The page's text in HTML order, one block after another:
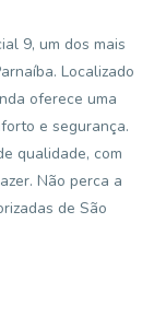
9, um dos mais
Localizado
oferece uma
e segurança.
qualidade, com
Não perca a
de São